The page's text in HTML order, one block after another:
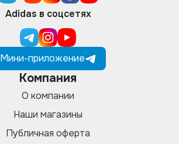
Adidas в соцсетях
Мини-приложение
Компания
О компании
Наши магазины
Публичная оферта